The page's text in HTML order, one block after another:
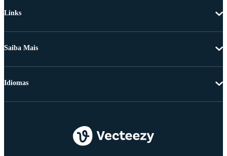
Links
Saiba Mais
Idiomas